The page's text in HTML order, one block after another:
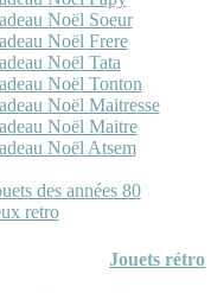
Noël Soeur
Noël Frere
Noël Tata
Noël Tonton
Noël Maitresse
Noël Maitre
Noël Atsem
des années 80
retro
Jouets rétro